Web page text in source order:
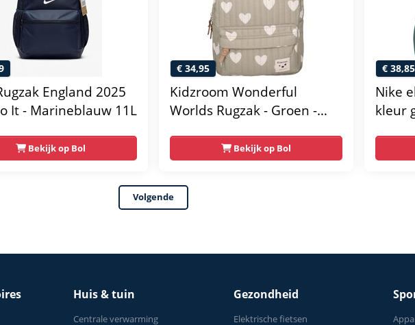
England 2025
It - Marineblauw 11L
Bekijk op Bol
€ 34,95
Kidzroom Wonderful
Worlds Rugzak - Groen -
Bekijk op Bol
€ 38,85
Nike
kleur
Volgende
Huis & tuin
Centrale verwarming
Gezondheid
Elektrische fietsen